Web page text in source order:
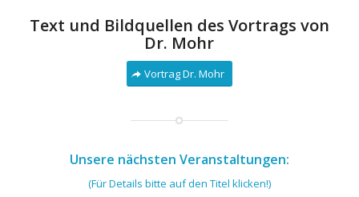
Text und Bildquellen des Vortrags von
Dr. Mohr
Vortrag Dr. Mohr
Unsere nächsten Veranstaltungen:
(Für Details bitte auf den Titel klicken!)